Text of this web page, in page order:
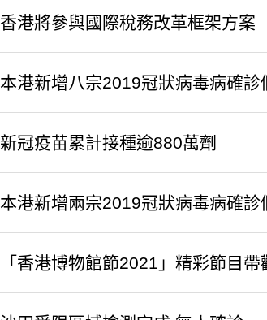
香港將參與國際稅務改革框架方案
本港新增八宗2019冠狀病毒病確診
新冠疫苗累計接種逾880萬劑
本港新增兩宗2019冠狀病毒病確診
「香港博物館節2021」精彩節目